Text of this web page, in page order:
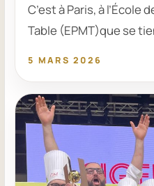
C’est à Paris, à l’École
Table (EPMT)que se
5 MARS 2026